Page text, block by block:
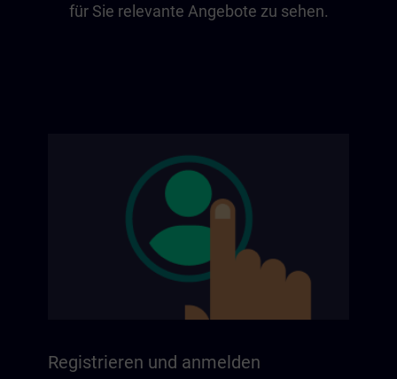
für Sie relevante Angebote zu sehen.
Registrieren und anmelden